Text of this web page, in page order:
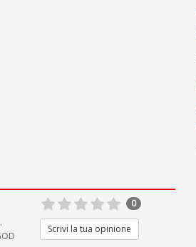
0
Scrivi la tua opinione